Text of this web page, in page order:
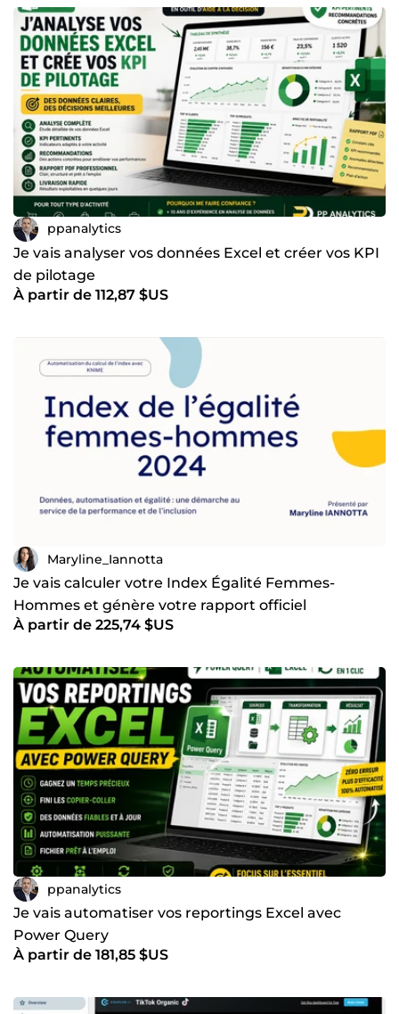
ppanalytics
Je vais analyser vos données Excel et créer vos KPI
de pilotage
À partir de 112,87 $US
Maryline_Iannotta
Je vais calculer votre Index Égalité Femmes-
Hommes et génère votre rapport officiel
À partir de 225,74 $US
ppanalytics
Je vais automatiser vos reportings Excel avec
Power Query
À partir de 181,85 $US